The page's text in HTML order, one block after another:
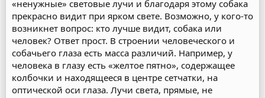
«ненужные» световые лучи и благодаря этому собака
прекрасно видит при ярком свете. Возможно, у кого-то
возникнет вопрос: кто лучше видит, собака или
человек? Ответ прост. В строении человеческого и
собачьего глаза есть масса различий. Например, у
человека в глазу есть «желтое пятно», содержащее
колбочки и находящееся в центре сетчатки, на
оптической оси глаза. Лучи света, прямые, не